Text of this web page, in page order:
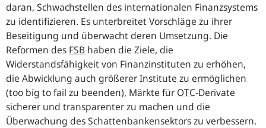
daran, Schwachstellen des internationalen Finanzsystems
zu identifizieren. Es unterbreitet Vorschläge zu ihrer
Beseitigung und überwacht deren Umsetzung. Die
Reformen des FSB haben die Ziele, die
Widerstandsfähigkeit von Finanzinstituten zu erhöhen,
die Abwicklung auch größerer Institute zu ermöglichen
(too big to fail zu beenden), Märkte für OTC-Derivate
sicherer und transparenter zu machen und die
Überwachung des Schattenbankensektors zu verbessern.